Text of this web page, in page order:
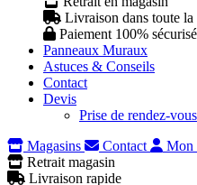
Livraison dans toute la
Paiement 100% sécurisé
Panneaux Muraux
Astuces & Conseils
Contact
Devis
Prise de rendez-vous
Magasins
Contact
Mon
Retrait magasin
Livraison rapide